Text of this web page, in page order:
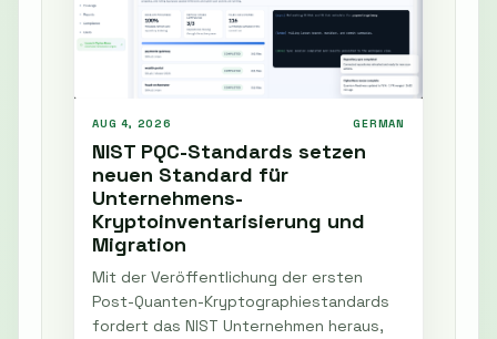
AUG 4, 2026 GERMAN
NIST PQC-Standards setzen
neuen Standard für
Unternehmens-
Kryptoinventarisierung und
Migration
Mit der Veröffentlichung der ersten
Post-Quanten-Kryptographiestandards
fordert das NIST Unternehmen heraus,